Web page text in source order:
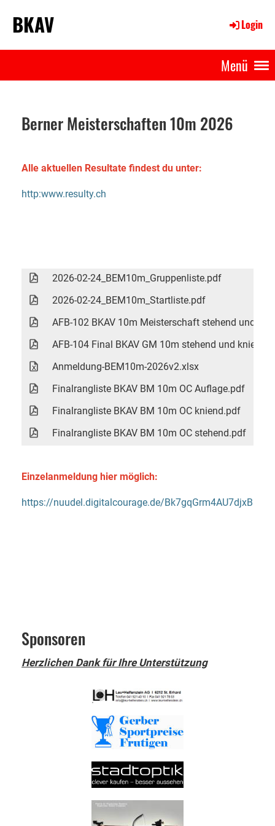
BKAV Login
Menü
Berner Meisterschaften 10m 2026
Alle aktuellen Resultate findest du unter:
http:www.resulty.ch
2026-02-24_BEM10m_Gruppenliste.pdf
2026-02-24_BEM10m_Startliste.pdf
AFB-102 BKAV 10m Meisterschaft stehend und
AFB-104 Final BKAV GM 10m stehend und kniend
Anmeldung-BEM10m-2026v2.xlsx
Finalrangliste BKAV BM 10m OC Auflage.pdf
Finalrangliste BKAV BM 10m OC kniend.pdf
Finalrangliste BKAV BM 10m OC stehend.pdf
Einzelanmeldung hier möglich:
https://nuudel.digitalcourage.de/Bk7gqGrm4AU7djxB
Sponsoren
Herzlichen Dank für Ihre Unterstützung